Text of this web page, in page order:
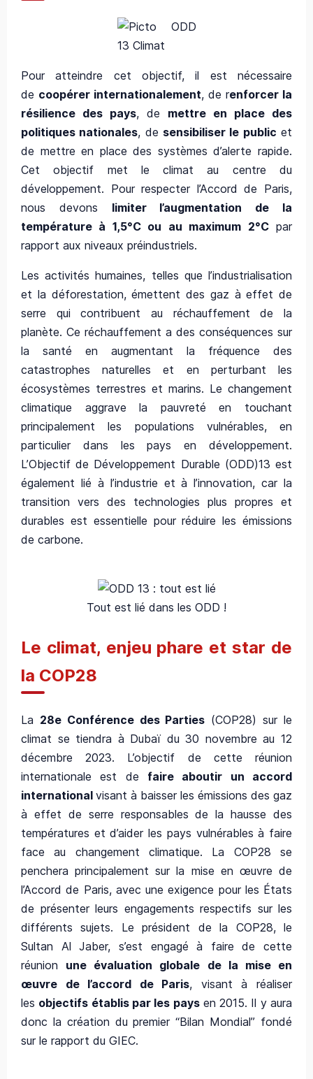
Pour atteindre cet objectif, il est nécessaire
de coopérer internationalement, de renforcer la
résilience des pays, de mettre en place des
politiques nationales, de sensibiliser le public et
de mettre en place des systèmes d’alerte rapide.
Cet objectif met le climat au centre du
développement. Pour respecter l’Accord de Paris,
nous devons limiter l’augmentation de la
température à 1,5°C ou au maximum 2°Cpar
rapport aux niveaux préindustriels.
Les activités humaines, telles que l’industrialisation
et la déforestation, émettent des gaz à effet de
serre qui contribuent au réchauffement de la
planète. Ce réchauffement a des conséquences sur
la santé en augmentant la fréquence des
catastrophes naturelles et en perturbant les
écosystèmes terrestres et marins. Le changement
climatique aggrave la pauvreté en touchant
principalement les populations vulnérables, en
particulier dans les pays en développement.
L’Objectif de Développement Durable (ODD)13 est
également lié à l’industrie et à l’innovation, car la
transition vers des technologies plus propres et
durables est essentielle pour réduire les émissions
de carbone.
Tout est lié dans les ODD !
Le climat, enjeu phare et star de
la COP28
La 28e Conférence des Parties (COP28) sur le
climat se tiendra à Dubaï du 30 novembre au 12
décembre 2023. L’objectif de cette réunion
internationale est de faire aboutir un accord
international visant à baisser les émissions des gaz
à effet de serre responsables de la hausse des
températures et d’aider les pays vulnérables à faire
face au changement climatique. La COP28 se
penchera principalement sur la mise en œuvre de
l’Accord de Paris, avec une exigence pour les États
de présenter leurs engagements respectifs sur les
différents sujets. Le président de la COP28, le
Sultan Al Jaber, s’est engagé à faire de cette
réunion une évaluation globale de la mise en
œuvre de l’accord de Paris, visant à réaliser
les objectifs établis par les paysen 2015. Il y aura
donc la création du premier “Bilan Mondial” fondé
sur le rapport du GIEC.